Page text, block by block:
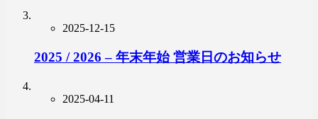
2025-12-15
2025 / 2026 – 年末年始 営業日のお知らせ
2025-04-11